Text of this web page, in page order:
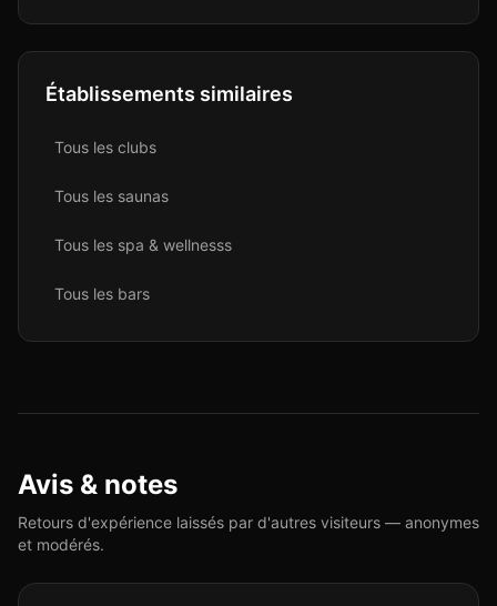
Établissements similaires
Tous les clubs
Tous les saunas
Tous les spa & wellnesss
Tous les bars
Avis & notes
Retours d'expérience laissés par d'autres visiteurs — anonymes
et modérés.